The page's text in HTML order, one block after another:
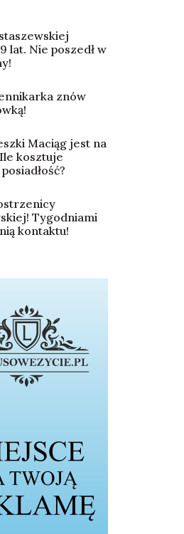
lat. Nie poszedł w
znów
Maciąg jest na
kosztuje
Tygodniami
kontaktu!